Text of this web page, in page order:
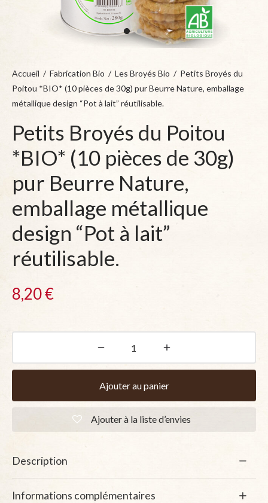
Accueil / Fabrication Bio / Les Broyés Bio / Petits Broyés du
Poitou *BIO* (10 pièces de 30g) pur Beurre Nature, emballage
métallique design “Pot à lait” réutilisable.
Petits Broyés du Poitou
*BIO* (10 pièces de 30g)
pur Beurre Nature,
emballage métallique
design “Pot à lait”
réutilisable.
8,20€
Ajouter au panier
Ajouter à la liste d’envies
Description
Informations complémentaires